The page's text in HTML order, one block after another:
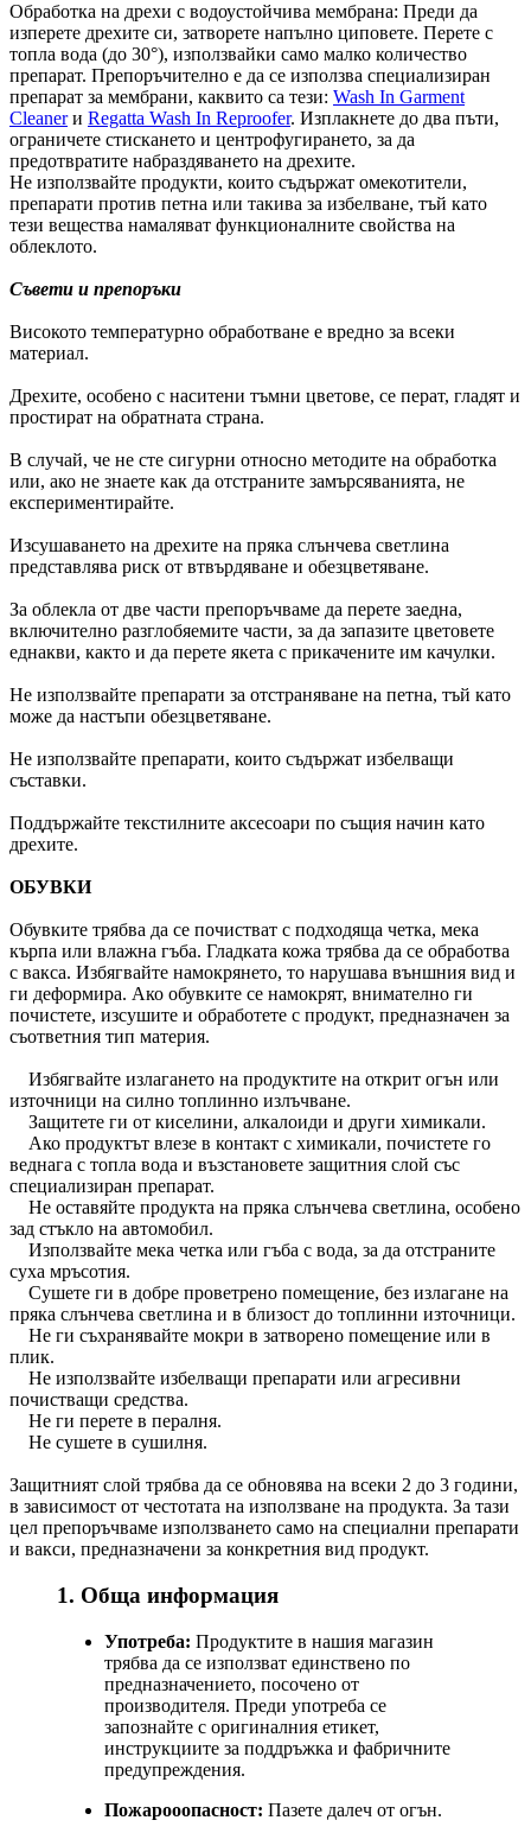
Обработка на дрехи с водоустойчива мембрана: Преди да
изперете дрехите си, затворете напълно циповете. Перете с
топла вода (до 30°), използвайки само малко количество
препарат. Препоръчително е да се използва специализиран
препарат за мембрани, каквито са тези: Wash In Garment
Cleanerи Regatta Wash In Reproofer. Изплакнете до два пъти,
ограничете стискането и центрофугирането, за да
предотвратите набраздяването на дрехите.
Не използвайте продукти, които съдържат омекотители,
препарати против петна или такива за избелване, тъй като
тези вещества намаляват функционалните свойства на
облеклото.
Съвети и препоръки
Високото температурно обработване е вредно за всеки
материал.
Дрехите, особено с наситени тъмни цветове, се перат, гладят и
простират на обратната страна.
В случай, че не сте сигурни относно методите на обработка
или, ако не знаете как да отстраните замърсяванията, не
експериментирайте.
Изсушаването на дрехите на пряка слънчева светлина
представлява риск от втвърдяване и обезцветяване.
За облекла от две части препоръчваме да перете заедна,
включително разглобяемите части, за да запазите цветовете
еднакви, както и да перете якета с прикачените им качулки.
Не използвайте препарати за отстраняване на петна, тъй като
може да настъпи обезцветяване.
Не използвайте препарати, които съдържат избелващи
съставки.
Поддържайте текстилните аксесоари по същия начин като
дрехите.
ОБУВКИ
Обувките трябва да се почистват с подходяща четка, мека
кърпа или влажна гъба. Гладката кожа трябва да се обработва
с вакса. Избягвайте намокрянето, то нарушава външния вид и
ги деформира. Ако обувките се намокрят, внимателно ги
почистете, изсушите и обработете с продукт, предназначен за
съответния тип материя.
Избягвайте излагането на продуктите на открит огън или
източници на силно топлинно излъчване.
Защитете ги от киселини, алкалоиди и други химикали.
Ако продуктът влезе в контакт с химикали, почистете го
веднага с топла вода и възстановете защитния слой със
специализиран препарат.
Не оставяйте продукта на пряка слънчева светлина, особено
зад стъкло на автомобил.
Използвайте мека четка или гъба с вода, за да отстраните
суха мръсотия.
Сушете ги в добре проветрено помещение, без излагане на
пряка слънчева светлина и в близост до топлинни източници.
Не ги съхранявайте мокри в затворено помещение или в
плик.
Не използвайте избелващи препарати или агресивни
почистващи средства.
Не ги перете в пералня.
Не сушете в сушилня.
Защитният слой трябва да се обновява на всеки 2 до 3 години,
в зависимост от честотата на използване на продукта. За тази
цел препоръчваме използването само на специални препарати
и вакси, предназначени за конкретния вид продукт.
1. Обща информация
Употреба: Продуктите в нашия магазин
трябва да се използват единствено по
предназначението, посочено от
производителя. Преди употреба се
запознайте с оригиналния етикет,
инструкциите за поддръжка и фабричните
предупреждения.
Пожарооопасност: Пазете далеч от огън.